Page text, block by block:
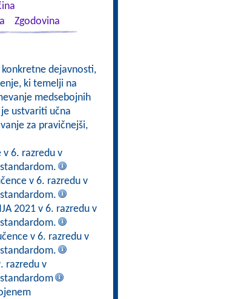
Zgodovina
dejavnosti,
ki temelji na
medsebojnih
ustvariti učna
za pravičnejši,
v 6. razredu v
v 6. razredu v
2021 v 6. razredu v
v 6. razredu v
razredu v